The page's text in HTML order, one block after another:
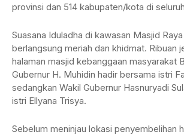
provinsi dan 514 kabupaten/kota di
Suasana Iduladha di kawasan Masjid
berlangsung meriah dan khidmat. Ribuan
halaman masjid kebanggaan masyarakat
Gubernur H. Muhidin hadir bersama istri
sedangkan Wakil Gubernur Hasnuryadi
istri Ellyana Trisya.
Sebelum meninjau lokasi penyembelihan